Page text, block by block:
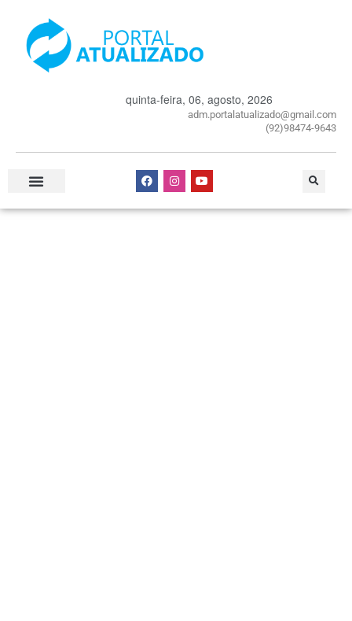
quinta-feira, 06, agosto, 2026
adm.portalatualizado@gmail.com
(92)98474-9643